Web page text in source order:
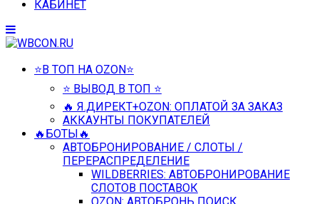
КАБИНЕТ
⭐️В ТОП НА OZON⭐️
⭐️ ВЫВОД В ТОП ⭐️
🔥 Я.ДИРЕКТ+OZON: ОПЛАТОЙ ЗА ЗАКАЗ
АККАУНТЫ ПОКУПАТЕЛЕЙ
🔥БОТЫ🔥
АВТОБРОНИРОВАНИЕ / СЛОТЫ /
ПЕРЕРАСПРЕДЕЛЕНИЕ
WILDBERRIES: АВТОБРОНИРОВАНИЕ
СЛОТОВ ПОСТАВОК